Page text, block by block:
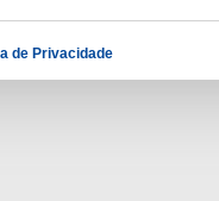
de Privacidade